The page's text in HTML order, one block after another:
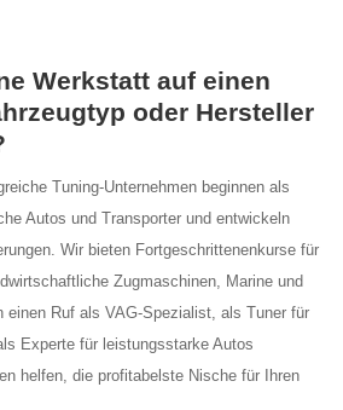
Werkstatt auf einen
oder Hersteller
Tuning-Unternehmen beginnen als
Autos und Transporter und entwickeln
Wir bieten Fortgeschrittenenkurse für
Zugmaschinen, Marine und
einen Ruf als VAG-Spezialist, als Tuner für
Experte für leistungsstarke Autos
helfen, die profitabelste Nische für Ihren